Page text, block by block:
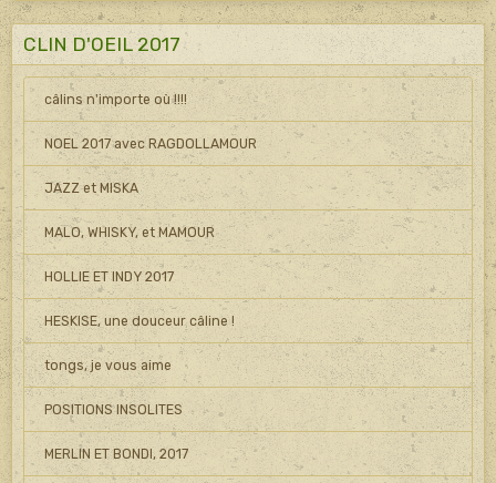
CLIN D'OEIL 2017
câlins n'importe où !!!!
NOEL 2017 avec RAGDOLLAMOUR
JAZZ et MISKA
MALO, WHISKY, et MAMOUR
HOLLIE ET INDY 2017
HESKISE, une douceur câline !
tongs, je vous aime
POSITIONS INSOLITES
MERLIN ET BONDI, 2017